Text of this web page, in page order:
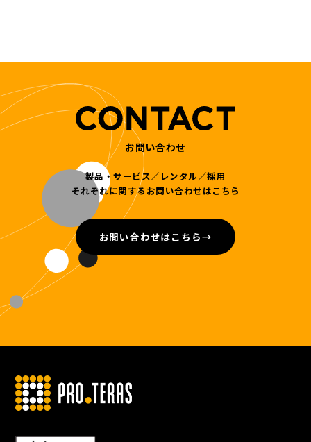
お問い合わせ
製品・サービス／レンタル／採用
それぞれに関するお問い合わせはこちら
お問い合わせはこちら→